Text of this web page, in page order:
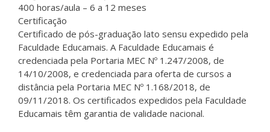
400 horas/aula – 6 a 12 meses
Certificação
Certificado de pós-graduação lato sensu expedido pela
Faculdade Educamais. A Faculdade Educamais é
credenciada pela Portaria MEC Nº 1.247/2008, de
14/10/2008, e credenciada para oferta de cursos a
distância pela Portaria MEC Nº 1.168/2018, de
09/11/2018. Os certificados expedidos pela Faculdade
Educamais têm garantia de validade nacional.